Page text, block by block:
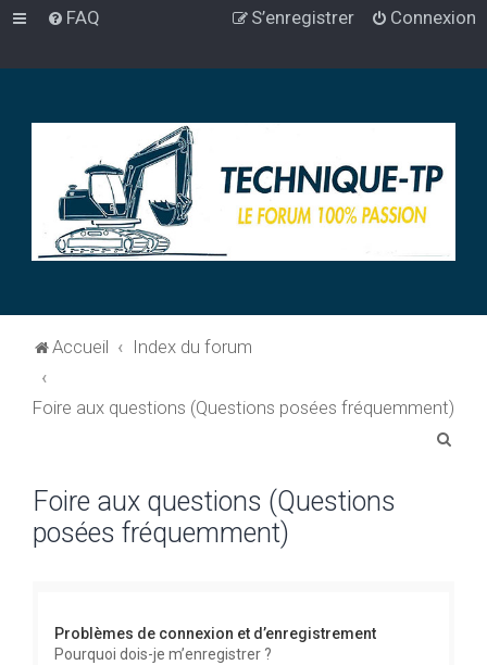
FAQ Connexion
S’enregistrer
Accueil Index du forum
Foire aux questions (Questions posées fréquemment)
Foire aux questions (Questions
posées fréquemment)
Problèmes de connexion et d’enregistrement
Pourquoi dois-je m’enregistrer ?